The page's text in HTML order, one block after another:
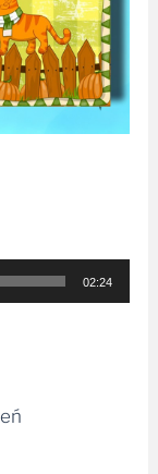
02:24